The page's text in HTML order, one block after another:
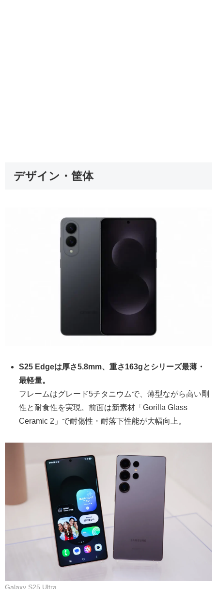
デザイン・筐体
S25 Edgeは厚さ5.8mm、重さ163gとシリーズ最薄・
最軽量。
フレームはグレード5チタニウムで、薄型ながら高い剛
性と耐食性を実現。前面は新素材「Gorilla Glass
Ceramic 2」で耐傷性・耐落下性能が大幅向上。
Galaxy S25 Ultra